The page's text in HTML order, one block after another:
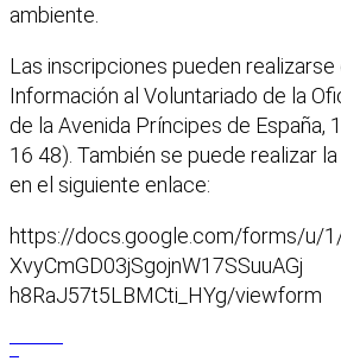
ambiente.
Las inscripciones pueden realizarse
Información al Voluntariado de la
de la Avenida Príncipes de España,
16 48). También se puede realizar
en el siguiente enlace:
https://docs.google.com/forms/u/
XvyCmGD03jSgojnW17SSuuAGj
h8RaJ57t5LBMCti_HYg/viewform